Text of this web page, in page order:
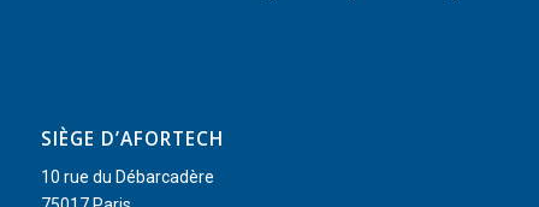
SIÈGE D’AFORTECH
10 rue du Débarcadère